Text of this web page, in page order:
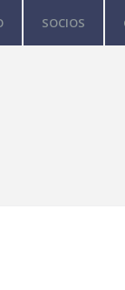
SOCIOS